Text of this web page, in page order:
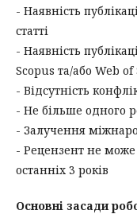
- Наявність
статті
- Наявність
Scopus та/або Web of
- Відсутність
- Не більше одного
- Залучення
- Рецензент не може
останніх 3 років
Основні засади